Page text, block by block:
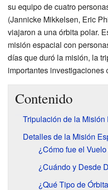
su equipo de cuatro
(Jannicke Mikkelsen, Eric
viajaron a una órbita polar.
misión espacial con
días que duró la misión, la
importantes investigaciones
Contenido
Tripulación de la Misión
Detalles de la Misión
¿Cómo fue el
¿Cuándo y Desde
¿Qué Tipo de